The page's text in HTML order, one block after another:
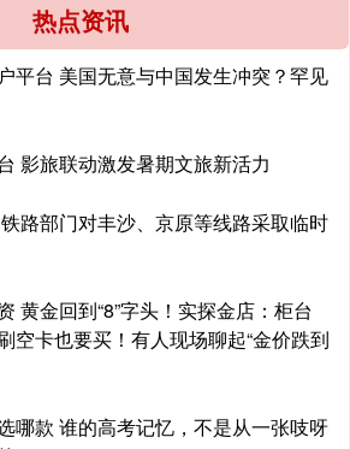
热点资讯
平台 美国无意与中国发生冲突？罕见
影旅联动激发暑期文旅新活力
路部门对丰沙、京原等线路采取临时
黄金回到“8”字头！实探金店：柜台
空卡也要买！有人现场聊起“金价跌到
哪款 谁的高考记忆，不是从一张吱呀